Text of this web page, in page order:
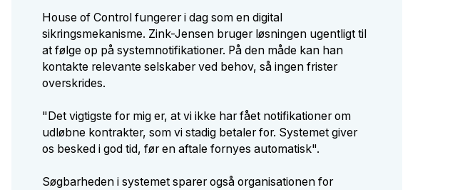
House of Control fungerer i dag som en digital
sikringsmekanisme. Zink-Jensen bruger løsningen ugentligt til
at følge op på systemnotifikationer. På den måde kan han
kontakte relevante selskaber ved behov, så ingen frister
overskrides.
"Det vigtigste for mig er, at vi ikke har fået notifikationer om
udløbne kontrakter, som vi stadig betaler for. Systemet giver
os besked i god tid, før en aftale fornyes automatisk".
Søgbarheden i systemet sparer også organisationen for